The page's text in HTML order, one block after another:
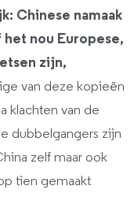
Chinese namaak
nou Europese,
zijn,
van deze kopieën
klachten van de
dubbelgangers zijn
zelf maar ook
tien gemaakt